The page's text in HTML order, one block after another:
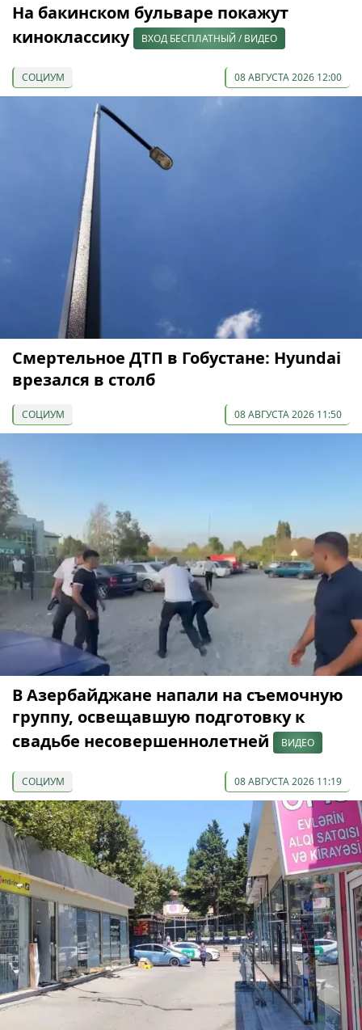
На бакинском бульваре покажут
киноклассику
ВХОД БЕСПЛАТНЫЙ / ВИДЕО
СОЦИУМ 08 АВГУСТА 2026 12:00
Смертельное ДТП в Гобустане: Hyundai
врезался в столб
СОЦИУМ 08 АВГУСТА 2026 11:50
В Азербайджане напали на съемочную
группу, освещавшую подготовку к
свадьбе несовершеннолетней
ВИДЕО
СОЦИУМ 08 АВГУСТА 2026 11:19